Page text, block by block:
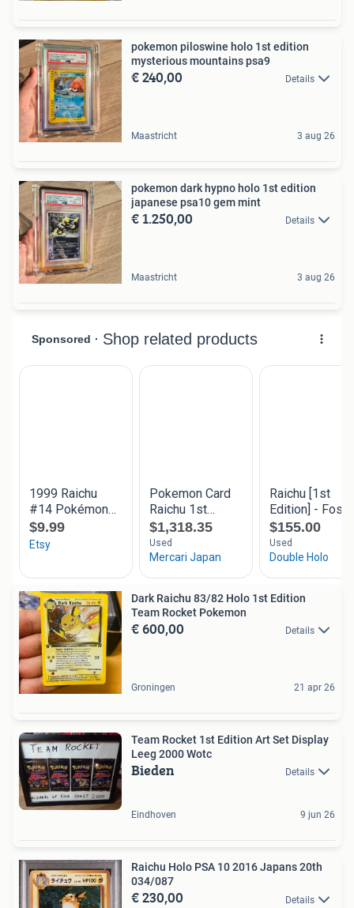
pokemon piloswine holo 1st edition
mysterious mountains psa9
€ 240,00 Details
Maastricht 3 aug 26
pokemon dark hypno holo 1st edition
japanese psa10 gem mint
€ 1.250,00 Details
Maastricht 3 aug 26
Dark Raichu 83/82 Holo 1st Edition
Team Rocket Pokemon
€ 600,00 Details
Groningen 21 apr 26
Team Rocket 1st Edition Art Set Display
Leeg 2000 Wotc
Bieden Details
Eindhoven 9 jun 26
Raichu Holo PSA 10 2016 Japans 20th
034/087
€ 230,00 Details